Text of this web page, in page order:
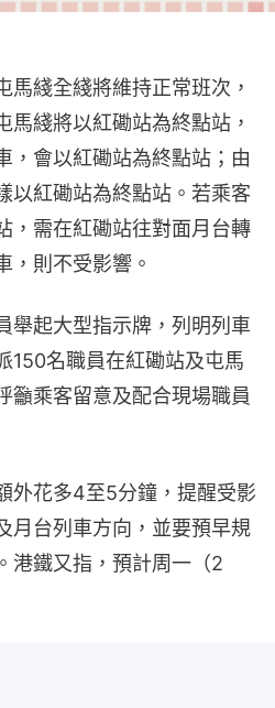
馬綫全綫將維持正常班次，
馬綫將以紅磡站為終點站，
，會以紅磡站為終點站；由
以紅磡站為終點站。若乘客
，需在紅磡站往對面月台轉
，則不受影響。
舉起大型指示牌，列明列車
150名職員在紅磡站及屯馬
籲乘客留意及配合現場職員
外花多4至5分鐘，提醒受影
月台列車方向，並要預早規
港鐵又指，預計周一（2